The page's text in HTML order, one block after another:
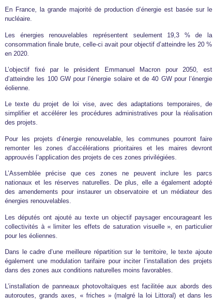
En France, la grande majorité de production d’énergie est basée sur le
nucléaire.
Les énergies renouvelables représentent seulement 19,3 % de la
consommation finale brute, celle-ci avait pour objectif d’atteindre les 20 %
en 2020.
L’objectif fixé par le président Emmanuel Macron pour 2050, est
d’atteindre les 100 GW pour l’énergie solaire et de 40 GW pour l’énergie
éolienne.
Le texte du projet de loi vise, avec des adaptations temporaires, de
simplifier et accélérer les procédures administratives pour la réalisation
des projets.
Pour les projets d’énergie renouvelable, les communes pourront faire
remonter les zones d’accélérations prioritaires et les maires devront
approuvés l’application des projets de ces zones privilégiées.
L’Assemblée précise que ces zones ne peuvent inclure les parcs
nationaux et les réserves naturelles. De plus, elle a également adopté
des amendements pour instaurer un observatoire et un médiateur des
énergies renouvelables.
Les députés ont ajouté au texte un objectif paysager encourageant les
collectivités à « limiter les effets de saturation visuelle », en particulier
pour les éoliennes.
Dans le cadre d’une meilleure répartition sur le territoire, le texte ajoute
également une modulation tarifaire pour inciter l’installation des projets
dans des zones aux conditions naturelles moins favorables.
L’installation de panneaux photovoltaïques est facilitée aux abords des
autoroutes, grands axes, « friches » (malgré la loi Littoral) et dans les